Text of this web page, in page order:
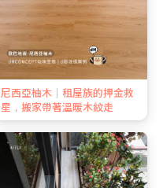
尼西亞柚木｜租屋族的押金救
星，搬家帶著溫暖木紋走